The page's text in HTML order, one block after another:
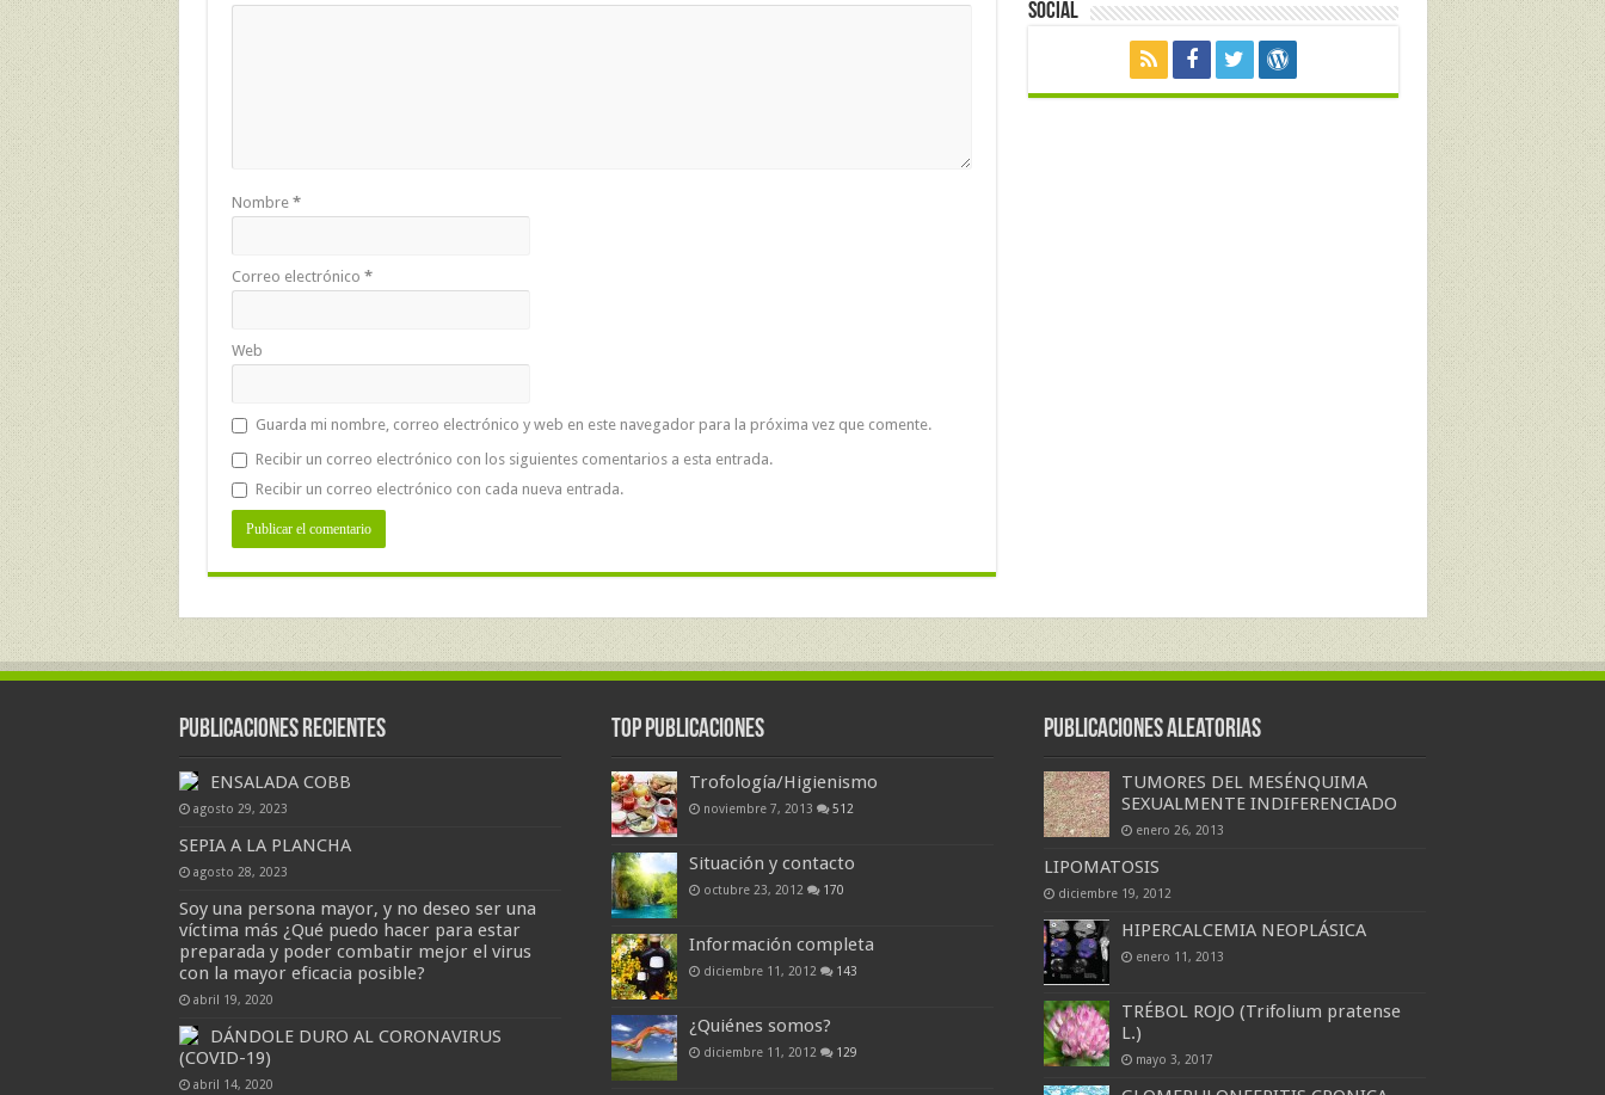
Nombre *
Correo electrónico *
Web
Guarda mi nombre, correo electrónico y web en este navegador para la próxima vez que comente.
Recibir un correo electrónico con los siguientes comentarios a esta entrada.
Recibir un correo electrónico con cada nueva entrada.
Social
Publicaciones Recientes
ENSALADA COBB
agosto 29, 2023
SEPIA A LA PLANCHA
agosto 28, 2023
Soy una persona mayor, y no deseo ser una
víctima más ¿Qué puedo hacer para estar
preparada y poder combatir mejor el virus
con la mayor eficacia posible?
abril 19, 2020
DÁNDOLE DURO AL CORONAVIRUS
(COVID-19)
abril 14, 2020
Top Publicaciones
Trofología/Higienismo
noviembre 7, 2013 512
Situación y contacto
octubre 23, 2012 170
Información completa
diciembre 11, 2012 143
¿Quiénes somos?
diciembre 11, 2012 129
Publicaciones Aleatorias
TUMORES DEL MESÉNQUIMA
SEXUALMENTE INDIFERENCIADO
enero 26, 2013
LIPOMATOSIS
diciembre 19, 2012
HIPERCALCEMIA NEOPLÁSICA
enero 11, 2013
TRÉBOL ROJO (Trifolium pratense
L.)
mayo 3, 2017